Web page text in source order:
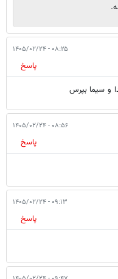
۰۸:۲۵ - ۱۴۰۵/۰۲/۲۴
پاسخ
و سیما بپرس
۰۸:۵۶ - ۱۴۰۵/۰۲/۲۴
پاسخ
۰۹:۱۳ - ۱۴۰۵/۰۲/۲۴
پاسخ